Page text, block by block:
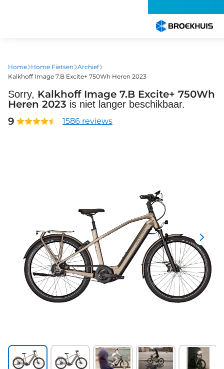
gaan
Home Home Fietsen Archief
Kalkhoff Image 7.B Excite+ 750Wh Heren 2023
Sorry, Kalkhoff Image 7.B Excite+ 750Wh
Heren 2023 is niet langer beschikbaar.
9 1586 reviews